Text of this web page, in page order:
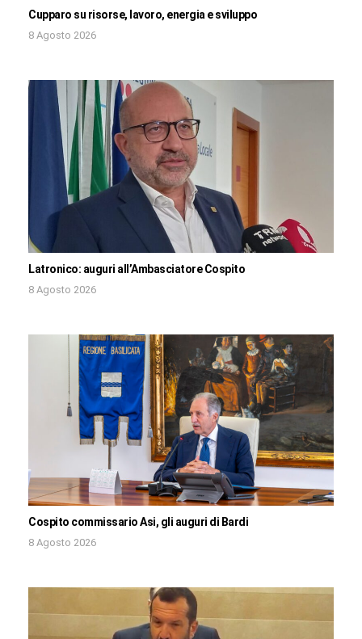
Cupparo su risorse, lavoro, energia e sviluppo
8 Agosto 2026
Latronico: auguri all’Ambasciatore Cospito
8 Agosto 2026
Cospito commissario Asi, gli auguri di Bardi
8 Agosto 2026